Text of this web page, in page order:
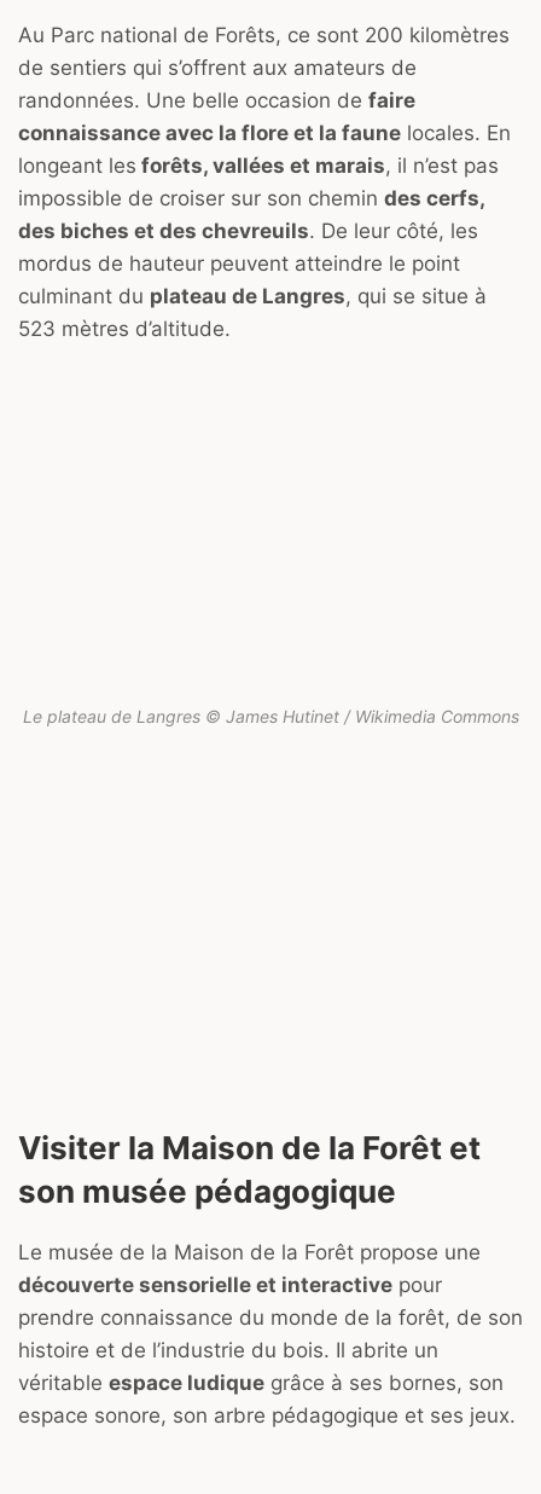
Au Parc national de Forêts, ce sont 200 kilomètres
de sentiers qui s’offrent aux amateurs de
randonnées. Une belle occasion de faire
connaissance avec la flore et la faune locales. En
longeant les forêts, vallées et marais, il n’est pas
impossible de croiser sur son chemin des cerfs,
des biches et des chevreuils. De leur côté, les
mordus de hauteur peuvent atteindre le point
culminant du plateau de Langres, qui se situe à
523 mètres d’altitude.
Le plateau de Langres © James Hutinet / Wikimedia Commons
Visiter la Maison de la Forêt et
son musée pédagogique
Le musée de la Maison de la Forêt propose une
découverte sensorielle et interactive pour
prendre connaissance du monde de la forêt, de son
histoire et de l’industrie du bois. Il abrite un
véritable espace ludique grâce à ses bornes, son
espace sonore, son arbre pédagogique et ses jeux.